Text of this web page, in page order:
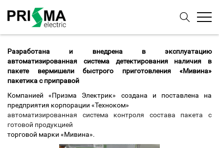
Разработана и внедрена в эксплуатацию
автоматизированная система детектирования наличия в
пакете вермишели быстрого приготовления «Мивина»
пакетика с приправой
Компанией «Призма Электрик» создана и поставлена на
предприятия корпорации «Техноком»
автоматизированная система контроля состава пакета с
готовой продукцией
торговой марки «Мивина».